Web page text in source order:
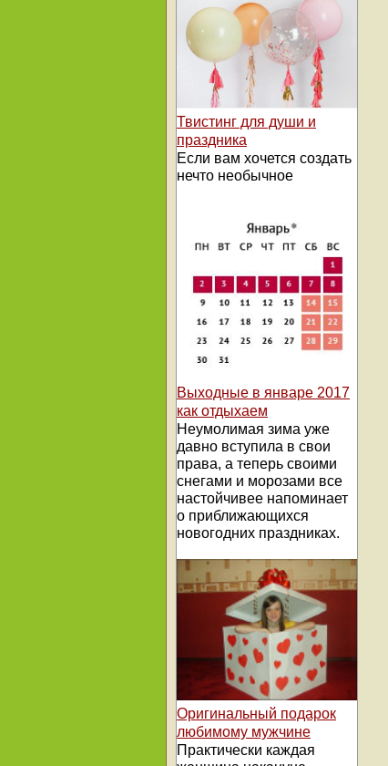
Твистинг для души и
праздника
Если вам хочется создать
нечто необычное
Выходные в январе 2017
как отдыхаем
Неумолимая зима уже
давно вступила в свои
права, а теперь своими
снегами и морозами все
настойчивее напоминает
о приближающихся
новогодних праздниках.
Оригинальный подарок
любимому мужчине
Практически каждая